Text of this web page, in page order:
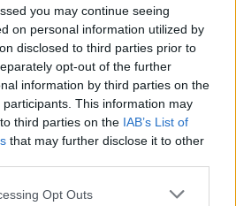
you may continue seeing
on personal information utilized by
disclosed to third parties prior to
opt-out of the further
information by third parties on the
participants. This information may
third parties on the IAB’s List of
that may further disclose it to other
Opt Outs